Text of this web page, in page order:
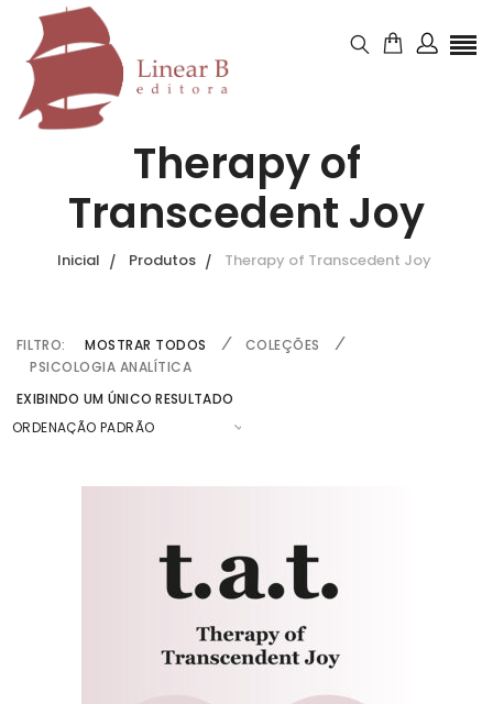
Therapy of
Transcedent Joy
Inicial Produtos Therapy of Transcedent Joy
FILTRO: MOSTRAR TODOS
COLEÇÕES
PSICOLOGIA ANALÍTICA
EXIBINDO UM ÚNICO RESULTADO